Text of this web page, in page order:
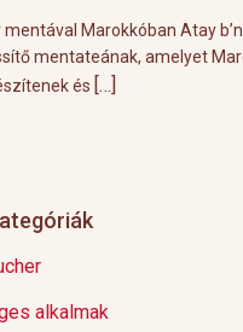
mentával Marokkóban Atay
mentateának, amelyet
és […]
alkalmak